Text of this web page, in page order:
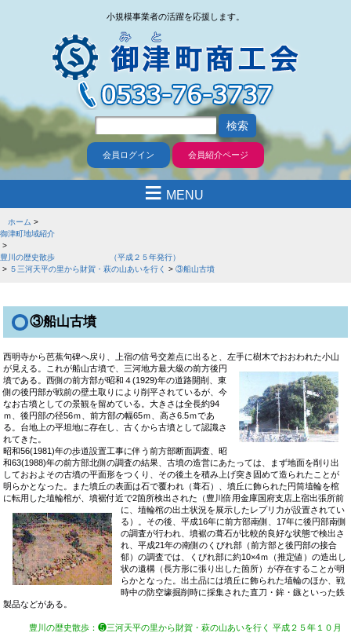
小規模事業者の活躍を応援します。
会員ログイン 会員紹介ページ
≡ MENU
ホーム
御津町地域紹介
豊川の歴史散歩 （平成２５年発行）
５三河天平の里から財賀・萩の山あいを行く
③船山古墳
③船山古墳
西明寺から芭蕉句碑へ戻り、上宿の信号交差点に出ると、左手に樹木でおおわれた小山
が見える。これが船山古墳で、三河地方最大級の前方後円
墳である。西側の前方部が昭和４(1929)年の道路開削、東
側の後円部が戦前の壁土取りにより削平されているが、今
なお古墳としての景観を留めている。大きさは全長約94
ｍ、後円部の径56ｍ、前方部の幅65ｍ、高さ6.5ｍであ
る。台地上の平坦地に存在し、古くから古墳として認識さ
れてきた。
昭和56(1981)年の歩道設置工事に伴う前方部断面調査、昭
和63(1988)年の前方部北側の調査の結果、古墳の造営にあたっては、まず地面を削り出
しておおよその古墳の平面形をつくり、その後土を積み上げ突き固めて造られたことが
明らかとなった。また墳丘の表面は石で覆われ（葺石）、墳丘に飾られた円筒埴輪を棺
に転用した埴輪棺が、墳裾付近で2箇所検出された（豊川倍用金庫国府支店上宿出張所前
に、埴輪棺の出土状況を展示したレプリ力が設置されてい
る）。その後、平成16年に前方部南側、17年に後円部南側
の調査が行われ、墳裾の葺石が比較的良好な状態で検出さ
れ、平成21年の南側のくびれ部（前方部と後円部の接合
郁）の調査では、くびれ部に約10×4ｍ（推定値）の造出し
状の遺構（長方形に張り出した箇所）が存在することが明
らかとなった。出土品には墳丘に飾られた埴輪のほか、戦
時中の防空壕掘削時に採集された直刀・鉾・鏃といった鉄
製品などがある。
豊川の歴史散歩 ：❺三河天平の里から財賀・萩の山あいを行く 平成２５年１０月